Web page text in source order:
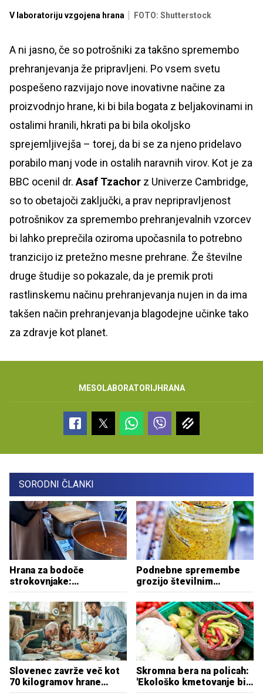
V laboratoriju vzgojena hrana FOTO: Shutterstock
A ni jasno, če so potrošniki za takšno spremembo
prehranjevanja že pripravljeni. Po vsem svetu
pospešeno razvijajo nove inovativne načine za
proizvodnjo hrane, ki bi bila bogata z beljakovinami in
ostalimi hranili, hkrati pa bi bila okoljsko
sprejemljivejša – torej, da bi se za njeno pridelavo
porabilo manj vode in ostalih naravnih virov. Kot je za
BBC ocenil dr. Asaf Tzachor z Univerze Cambridge,
so to obetajoči zaključki, a prav nepripravljenost
potrošnikov za spremembo prehranjevalnih vzorcev
bi lahko preprečila oziroma upočasnila to potrebno
tranzicijo iz pretežno mesne prehrane. Že številne
druge študije so pokazale, da je premik proti
rastlinskemu načinu prehranjevanja nujen in da ima
takšen način prehranjevanja blagodejne učinke tako
za zdravje kot planet.
MESO LABORATORIJ HRANA
SORODNI ČLANKI
Hrana za bodoče
strokovnjake:
'Pozabljamo na okolje'
Podnebne spremembe
grozijo številnim
poslasticam: na udaru
tartufi, sir, gorčica ...
Slovenec zavrže več kot
70 kilogramov hrane
letno, ta pa se še vedno
Skromna bera na policah:
'Ekološko kmetovanje bi
moralo biti v javnem